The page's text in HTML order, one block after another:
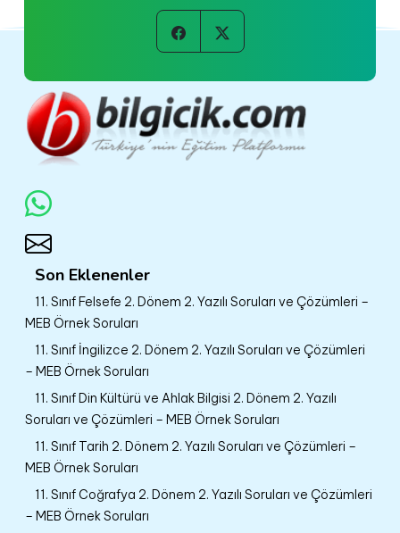
Son Eklenenler
11. Sınıf Felsefe 2. Dönem 2. Yazılı Soruları ve Çözümleri –
MEB Örnek Soruları
11. Sınıf İngilizce 2. Dönem 2. Yazılı Soruları ve Çözümleri
– MEB Örnek Soruları
11. Sınıf Din Kültürü ve Ahlak Bilgisi 2. Dönem 2. Yazılı
Soruları ve Çözümleri – MEB Örnek Soruları
11. Sınıf Tarih 2. Dönem 2. Yazılı Soruları ve Çözümleri –
MEB Örnek Soruları
11. Sınıf Coğrafya 2. Dönem 2. Yazılı Soruları ve Çözümleri
– MEB Örnek Soruları